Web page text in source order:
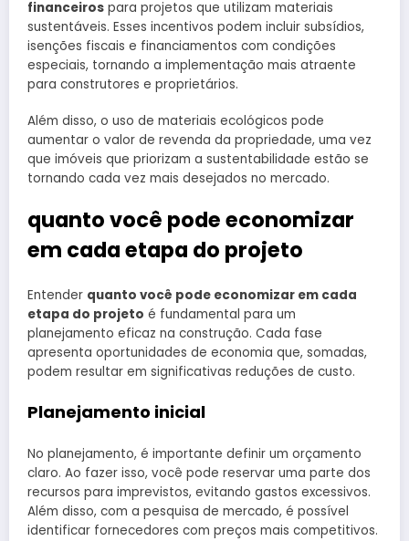
financeiros para projetos que utilizam materiais
sustentáveis. Esses incentivos podem incluir subsídios,
isenções fiscais e financiamentos com condições
especiais, tornando a implementação mais atraente
para construtores e proprietários.
Além disso, o uso de materiais ecológicos pode
aumentar o valor de revenda da propriedade, uma vez
que imóveis que priorizam a sustentabilidade estão se
tornando cada vez mais desejados no mercado.
quanto você pode economizar
em cada etapa do projeto
Entender quanto você pode economizar em cada
etapa do projeto é fundamental para um
planejamento eficaz na construção. Cada fase
apresenta oportunidades de economia que, somadas,
podem resultar em significativas reduções de custo.
Planejamento inicial
No planejamento, é importante definir um orçamento
claro. Ao fazer isso, você pode reservar uma parte dos
recursos para imprevistos, evitando gastos excessivos.
Além disso, com a pesquisa de mercado, é possível
identificar fornecedores com preços mais competitivos.